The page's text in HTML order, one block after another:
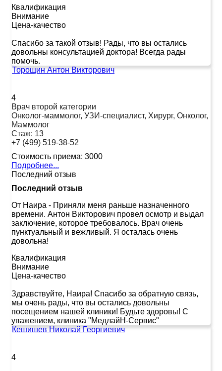
Квалификация
Внимание
Цена-качество
Спасибо за такой отзыв! Рады, что вы остались
довольны консультацией доктора! Всегда рады
помочь.
Торощин Антон Викторович
4
Врач второй категории
Онколог-маммолог, УЗИ-специалист, Хирург, Онколог,
Маммолог
Стаж: 13
+7 (499) 519-38-52
Стоимость приема: 3000
Подробнее...
Последний отзыв
Последний отзыв
От Наира - Приняли меня раньше назначенного
времени. Антон Викторович провел осмотр и выдал
заключение, которое требовалось. Врач очень
пунктуальный и вежливый. Я осталась очень
довольна!
Квалификация
Внимание
Цена-качество
Здравствуйте, Наира! Спасибо за обратную связь,
мы очень рады, что вы остались довольны
посещением нашей клиники! Будьте здоровы! С
уважением, клиника "МедлайН-Сервис"
Кешишев Николай Георгиевич
4